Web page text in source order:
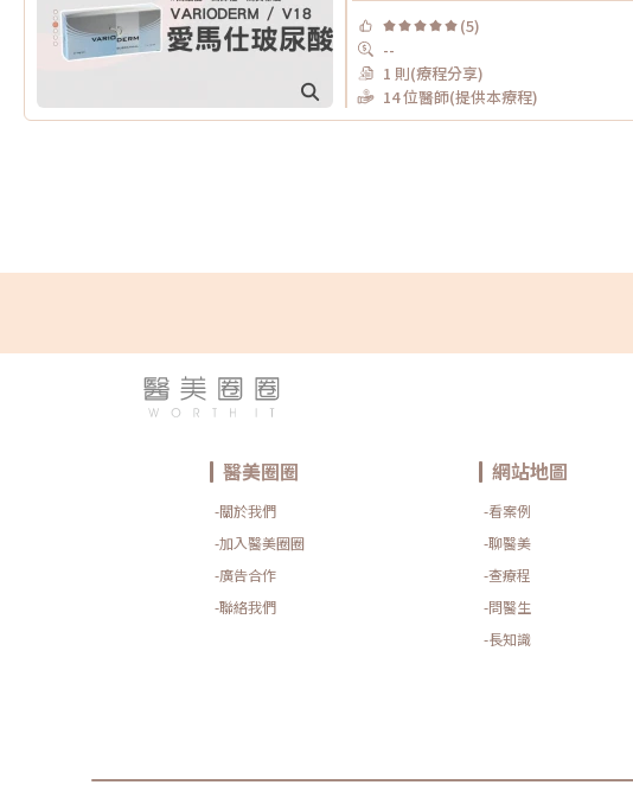
(5)
--
1 則(療程分享)
14 位醫師(提供本療程)
醫美圈圈
-關於我們
-加入醫美圈圈
-廣告合作
-聯絡我們
網站地圖
-看案例
-聊醫美
-查療程
-問醫生
-長知識